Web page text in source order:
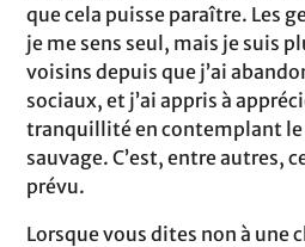
que cela puisse paraître. Les
je me sens seul, mais je suis
voisins depuis que j’ai
sociaux, et j’ai appris à
tranquillité en contemplant le
sauvage. C’est, entre autres,
prévu.
Lorsque vous dites non à une